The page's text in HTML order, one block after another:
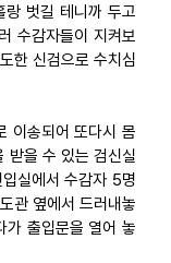
벗길 테니까 두고
수감자들이 지켜보
한 신검으로 수치심
이송되어 또다시 몸
받을 수 있는 검신실
실에서 수감자 5명
관 옆에서 드러내놓
가 출입문을 열어 놓